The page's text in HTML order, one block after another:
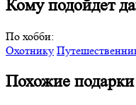
Кому подойдет
По хобби:
Охотнику
Похожие подарки